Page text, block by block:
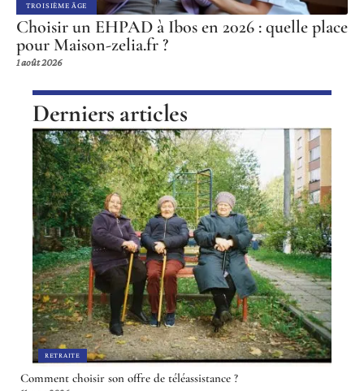
TROISIÈME ÂGE
Choisir un EHPAD à Ibos en 2026 : quelle place
pour Maison-zelia.fr ?
1 août 2026
Derniers articles
RETRAITE
Comment choisir son offre de téléassistance ?